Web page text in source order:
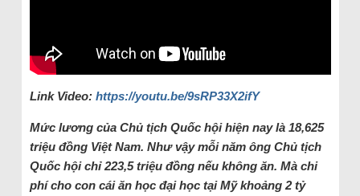
Link Video: https://youtu.be/9sRP33X2ifY
Mức lương của Chủ tịch Quốc hội hiện nay là 18,625
triệu đồng Việt Nam. Như vậy mỗi năm ông Chủ tịch
Quốc hội chỉ 223,5 triệu đồng nếu không ăn. Mà chi
phí cho con cái ăn học đại học tại Mỹ khoảng 2 tỷ